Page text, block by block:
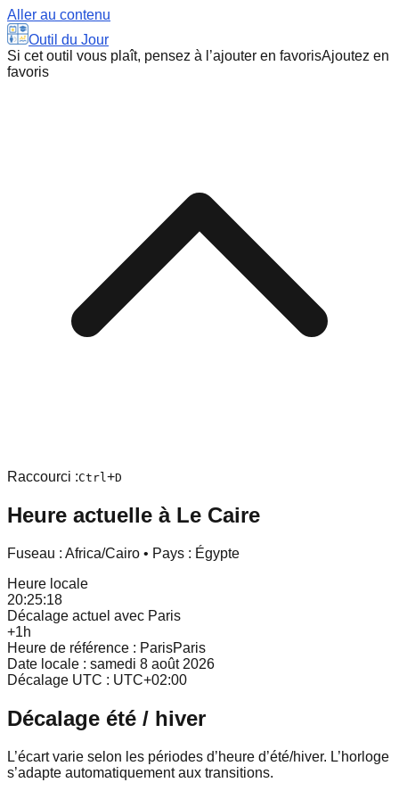
Aller au contenu
Outil du Jour
Si cet outil vous plaît, pensez à l’ajouter en favorisAjoutez en
favoris
Raccourci :Ctrl+D
Heure actuelle à Le Caire
Fuseau : Africa/Cairo • Pays : Égypte
Heure locale
20:25:18
Décalage actuel avec Paris
+1h
Heure de référence : ParisParis
Date locale : samedi 8 août 2026
Décalage UTC : UTC+02:00
Décalage été / hiver
L’écart varie selon les périodes d’heure d’été/hiver. L’horloge
s’adapte automatiquement aux transitions.